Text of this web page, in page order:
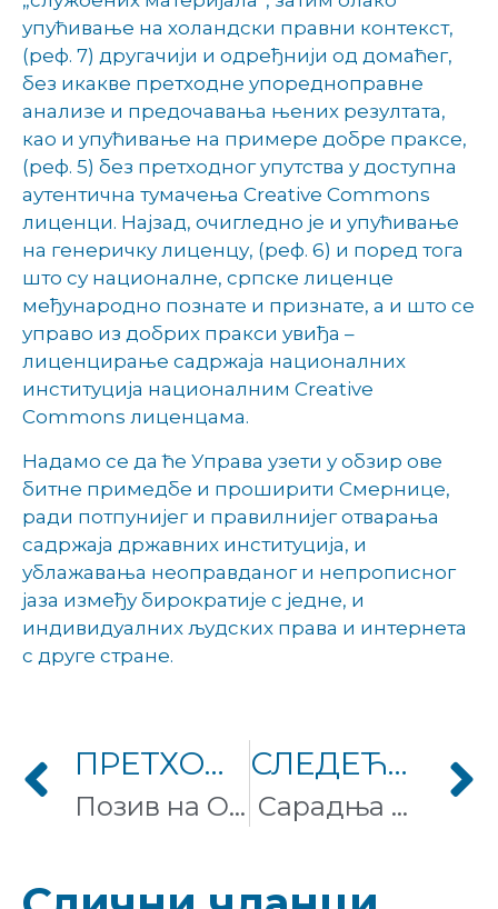
упућивање на холандски правни контекст,
(реф. 7) другачији и одређнији од домаћег,
без икакве претходне упоредноправне
анализе и предочавања њених резултата,
као и упућивање на примере добре праксе,
(реф. 5) без претходног упутства у доступна
аутентична тумачења Creative Commons
лиценци. Најзад, очигледно је и упућивање
на генеричку лиценцу, (реф. 6) и поред тога
што су националне, српске лиценце
међународно познате и признате, а и што се
управо из добрих пракси увиђа –
лиценцирање садржаја националних
институција националним Creative
Commons лиценцама.
Надамо се да ће Управа узети у обзир ове
битне примедбе и проширити Смернице,
ради потпунијег и правилнијег отварања
садржаја државних институција, и
ублажавања неоправданог и непрописног
јаза између бирократије с једне, и
индивидуалних људских права и интернета
с друге стране.
ПРЕТХОДНИ ЧЛАНАК
Позив на Open Wiki GLAM of Serbia конференцију
СЛЕДЕЋИ ЧЛАНАК
Сарадња Викимедије Србије и Музеја ваздухопловства – Београд